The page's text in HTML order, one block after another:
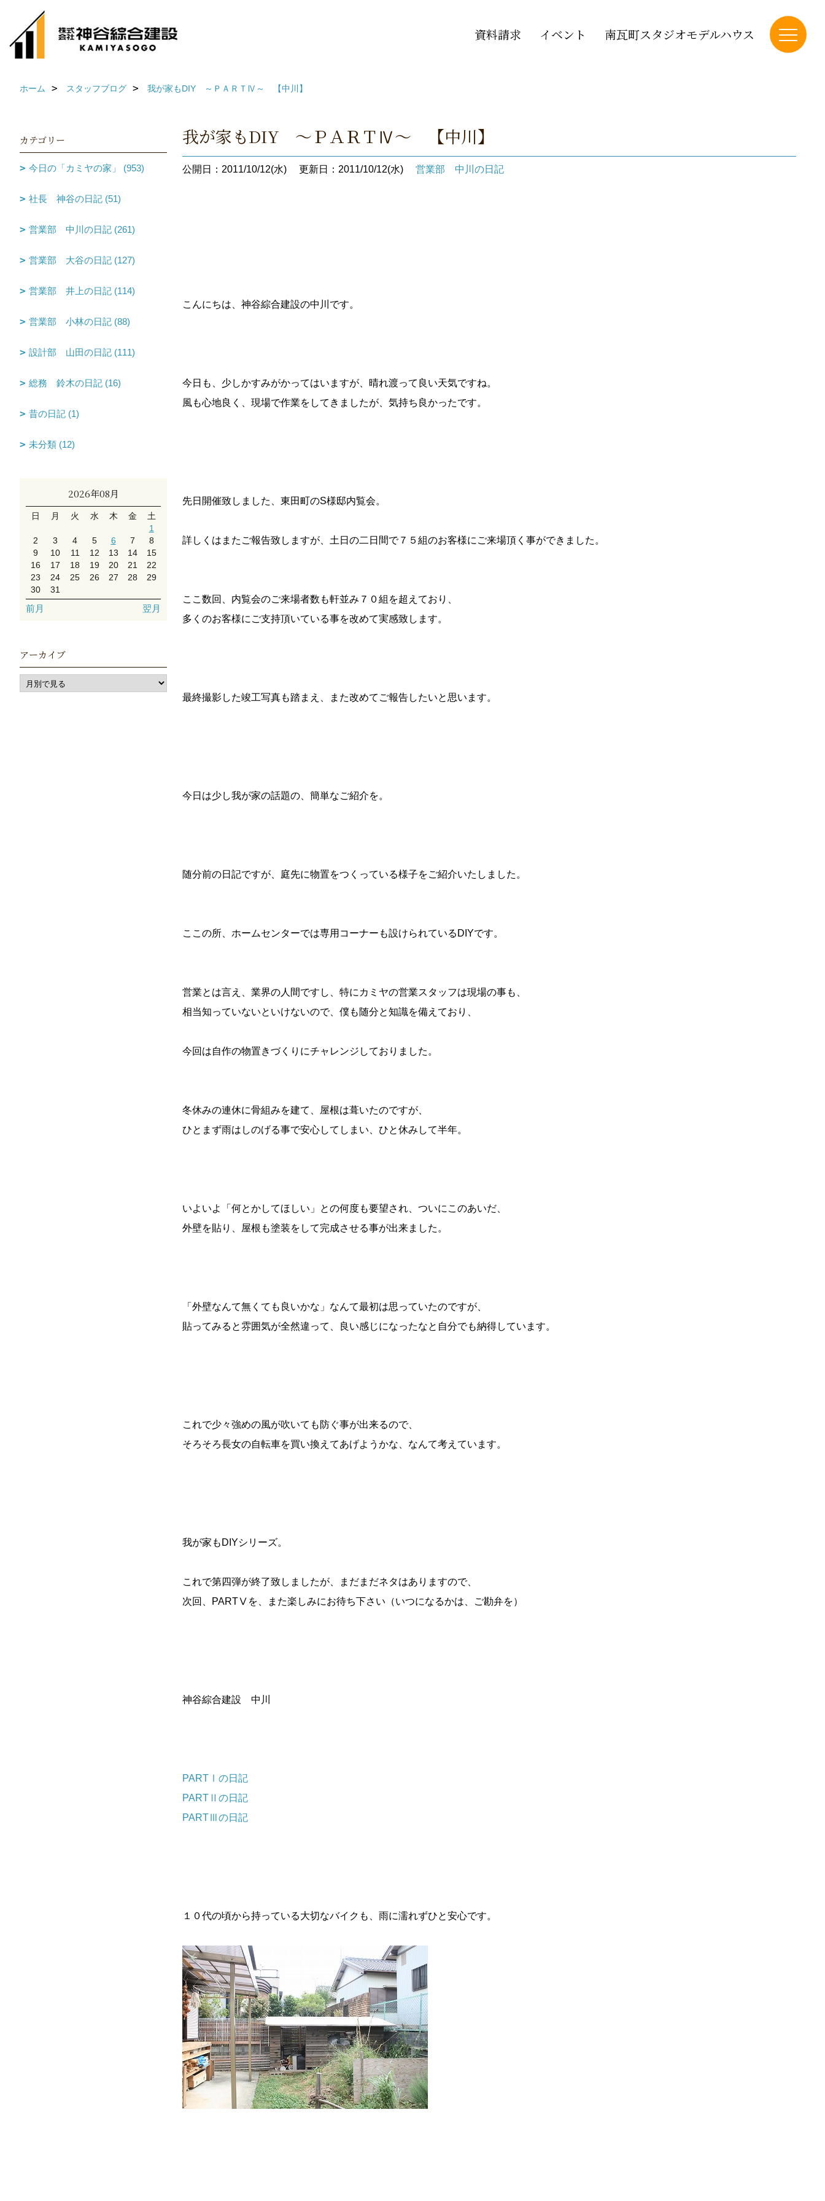
資料請求 イベント 南瓦町スタジオモデルハウス
ホーム スタッフブログ 我が家もDIY ～ＰＡＲＴⅣ～ 【中川】
我が家もDIY ～ＰＡＲＴⅣ～ 【中川】
公開日：2011/10/12(水) 更新日：2011/10/12(水) 営業部 中川の日記
こんにちは、神谷綜合建設の中川です。
今日も、少しかすみがかってはいますが、晴れ渡って良い天気ですね。
風も心地良く、現場で作業をしてきましたが、気持ち良かったです。
先日開催致しました、東田町のS様邸内覧会。
詳しくはまたご報告致しますが、土日の二日間で７５組のお客様にご来場頂く事ができました。
ここ数回、内覧会のご来場者数も軒並み７０組を超えており、
多くのお客様にご支持頂いている事を改めて実感致します。
最終撮影した竣工写真も踏まえ、また改めてご報告したいと思います。
今日は少し我が家の話題の、簡単なご紹介を。
随分前の日記ですが、庭先に物置をつくっている様子をご紹介いたしました。
ここの所、ホームセンターでは専用コーナーも設けられているDIYです。
営業とは言え、業界の人間ですし、特にカミヤの営業スタッフは現場の事も、
相当知っていないといけないので、僕も随分と知識を備えており、
今回は自作の物置きづくりにチャレンジしておりました。
冬休みの連休に骨組みを建て、屋根は葺いたのですが、
ひとまず雨はしのげる事で安心してしまい、ひと休みして半年。
いよいよ「何とかしてほしい」との何度も要望され、ついにこのあいだ、
外壁を貼り、屋根も塗装をして完成させる事が出来ました。
「外壁なんて無くても良いかな」なんて最初は思っていたのですが、
貼ってみると雰囲気が全然違って、良い感じになったなと自分でも納得しています。
これで少々強めの風が吹いても防ぐ事が出来るので、
そろそろ長女の自転車を買い換えてあげようかな、なんて考えています。
我が家もDIYシリーズ。
これで第四弾が終了致しましたが、まだまだネタはありますので、
次回、PARTⅤを、また楽しみにお待ち下さい（いつになるかは、ご勘弁を）
神谷綜合建設 中川
PARTⅠの日記
PARTⅡの日記
PARTⅢの日記
１０代の頃から持っている大切なバイクも、雨に濡れずひと安心です。
カテゴリー
今日の「カミヤの家」 (953)
社長 神谷の日記 (51)
営業部 中川の日記 (261)
営業部 大谷の日記 (127)
営業部 井上の日記 (114)
営業部 小林の日記 (88)
設計部 山田の日記 (111)
総務 鈴木の日記 (16)
昔の日記 (1)
未分類 (12)
2026年08月
日 月 火 水 木 金
土
1
2
3 4 5 6 7
8
9
10 11 12 13 14
15
16
17 18 19 20 21
22
23
24 25 26 27 28
29
30
31
前月 翌月
アーカイブ